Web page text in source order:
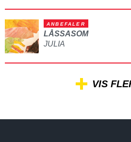
ANBEFALER
LÅSSASOM
JULIA
VIS